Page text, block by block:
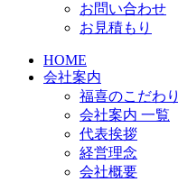
お問い合わせ
お見積もり
HOME
会社案内
福喜のこだわり
会社案内 一覧
代表挨拶
経営理念
会社概要